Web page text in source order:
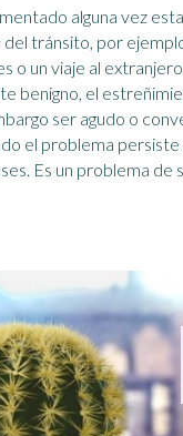
alguna vez esta
del tránsito, por
o un viaje al
benigno, el
ser agudo o
el problema
más de 6 meses. Es un problema